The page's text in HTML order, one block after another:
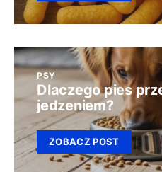
PSY
Dlaczego pies
jedzeniem?
ZOBACZ POST